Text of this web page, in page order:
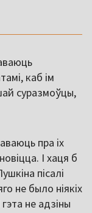
каб ім
суразмоўцы,
пра іх
І хаця б
пісалі
не было ніякіх
гэта не адзіны